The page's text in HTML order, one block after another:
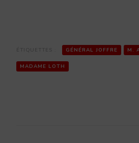
GÉNÉRAL JOFFRE M.
MADAME LOTH